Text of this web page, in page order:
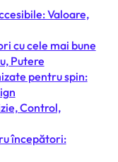
Valoare,
cu cele mai bune
Putere
pentru spin:
Control,
începători: